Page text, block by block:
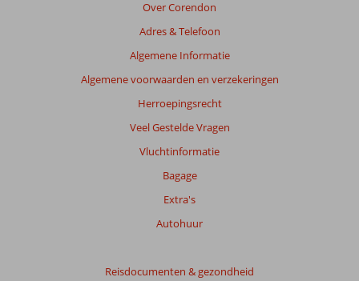
Over Corendon
Adres & Telefoon
Algemene Informatie
Algemene voorwaarden en verzekeringen
Herroepingsrecht
Veel Gestelde Vragen
Vluchtinformatie
Bagage
Extra's
Autohuur
Reisdocumenten & gezondheid